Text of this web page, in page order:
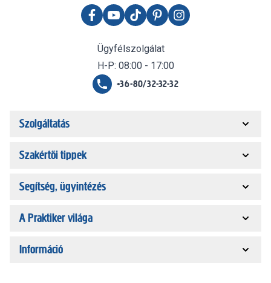
Ügyfélszolgálat
H-P: 08:00 - 17:00
+36-80/32-32-32
Szolgáltatás
Szakértői tippek
Segítség, ügyintézés
A Praktiker világa
Információ